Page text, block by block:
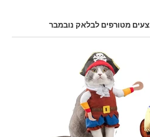
מטורפים לבלאק נובמבר